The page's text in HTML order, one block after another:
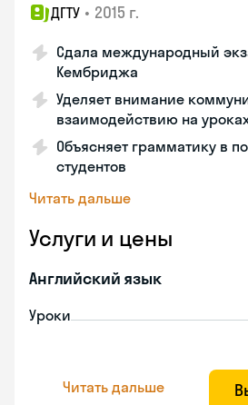
ДГТУ • 2015 г.
Сдала международный
Кембриджа
Уделяет внимание
взаимодействию на
Объясняет грамматику в
студентов
Читать дальше
Услуги и цены
Английский язык
Уроки
Читать дальше